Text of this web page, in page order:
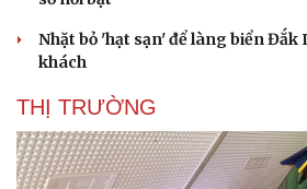
Văn hóa
Giải trí
Nhặt bỏ 'hạt sạn' để làng biển Đắk
khách
THỊ TRƯỜNG